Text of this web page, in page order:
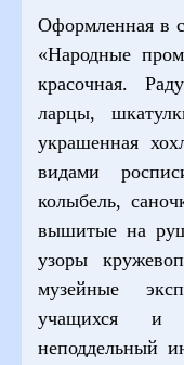
Оформленная в
«Народные
красочная.
ларцы,
украшенная
видами
колыбель,
вышитые на
узоры
музейные
учащихся и
неподдельный